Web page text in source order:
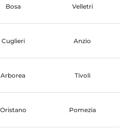
Bosa Velletri
Cuglieri Anzio
Arborea Tivoli
Oristano Pomezia